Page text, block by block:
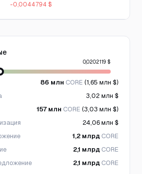
-0,0044794 $
0,0202119 $
86 млн CORE (1,65 млн $)
3,02 млн $
157 млн CORE (3,03 млн $)
24,06 млн $
1,2 млрд CORE
2,1 млрд CORE
2,1 млрд CORE